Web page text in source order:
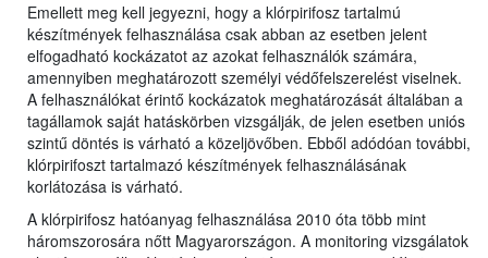
Emellett meg kell jegyezni, hogy a klórpirifosz tartalmú
készítmények felhasználása csak abban az esetben jelent
elfogadható kockázatot az azokat felhasználók számára,
amennyiben meghatározott személyi védőfelszerelést viselnek.
A felhasználókat érintő kockázatok meghatározását általában a
tagállamok saját hatáskörben vizsgálják, de jelen esetben uniós
szintű döntés is várható a közeljövőben. Ebből adódóan további,
klórpirifoszt tartalmazó készítmények felhasználásának
korlátozása is várható.
A klórpirifosz hatóanyag felhasználása 2010 óta több mint
háromszorosára nőtt Magyarországon. A monitoring vizsgálatok